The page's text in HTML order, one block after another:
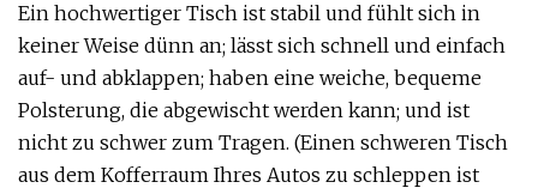
Ein hochwertiger Tisch ist stabil und fühlt sich in
keiner Weise dünn an; lässt sich schnell und einfach
auf- und abklappen; haben eine weiche, bequeme
Polsterung, die abgewischt werden kann; und ist
nicht zu schwer zum Tragen. (Einen schweren Tisch
aus dem Kofferraum Ihres Autos zu schleppen ist